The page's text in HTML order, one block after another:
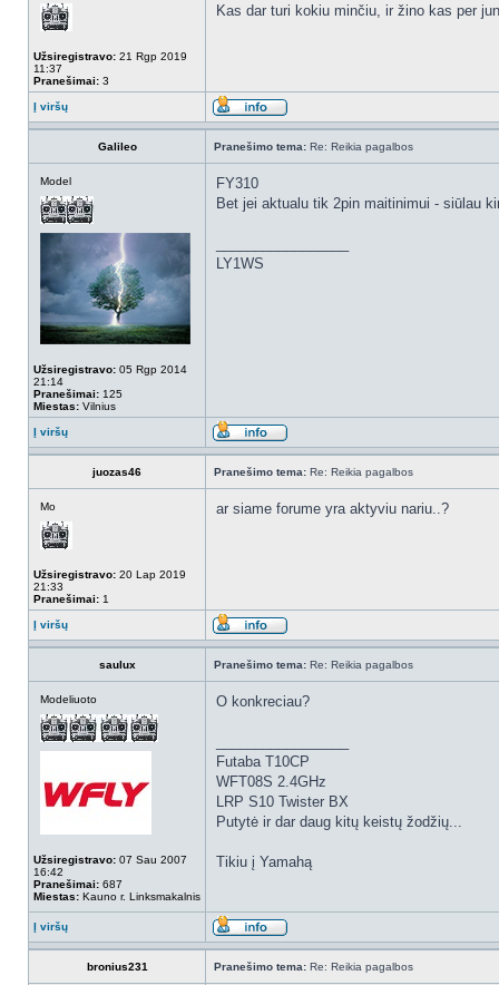
Užsiregistravo: 21 Rgp 2019
11:37
Pranešimai: 3
Kas dar turi kokiu minčiu, ir žino kas per
Į viršų
Galileo Pranešimo tema: Re: Reikia pagalbos
Model
Užsiregistravo: 05 Rgp 2014
21:14
Pranešimai: 125
Miestas: Vilnius
FY310
Bet jei aktualu tik 2pin maitinimui - siūlau
LY1WS
Į viršų
juozas46 Pranešimo tema: Re: Reikia pagalbos
Mo
Užsiregistravo: 20 Lap 2019
21:33
Pranešimai: 1
ar siame forume yra aktyviu nariu..?
Į viršų
saulux Pranešimo tema: Re: Reikia pagalbos
Modeliuoto
Užsiregistravo: 07 Sau 2007
16:42
Pranešimai: 687
Miestas: Kauno r. Linksmakalnis
O konkreciau?
Futaba T10CP
WFT08S 2.4GHz
LRP S10 Twister BX
Putytė ir dar daug kitų keistų žodžių...
Tikiu į Yamahą
Į viršų
bronius231 Pranešimo tema: Re: Reikia pagalbos